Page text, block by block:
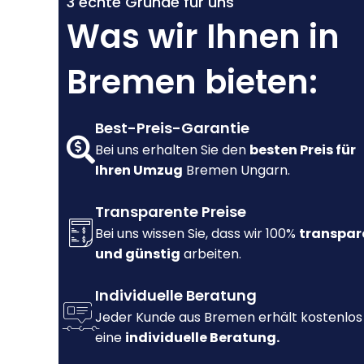
Was wir Ihnen in
Bremen bieten:
Best-Preis-Garantie
Bei uns erhalten Sie den besten Preis für
Ihren Umzug Bremen Ungarn.
Transparente Preise
Bei uns wissen Sie, dass wir 100%
und günstig arbeiten.
Individuelle Beratung
Jeder Kunde aus Bremen erhält kostenlos
eine individuelle Beratung.